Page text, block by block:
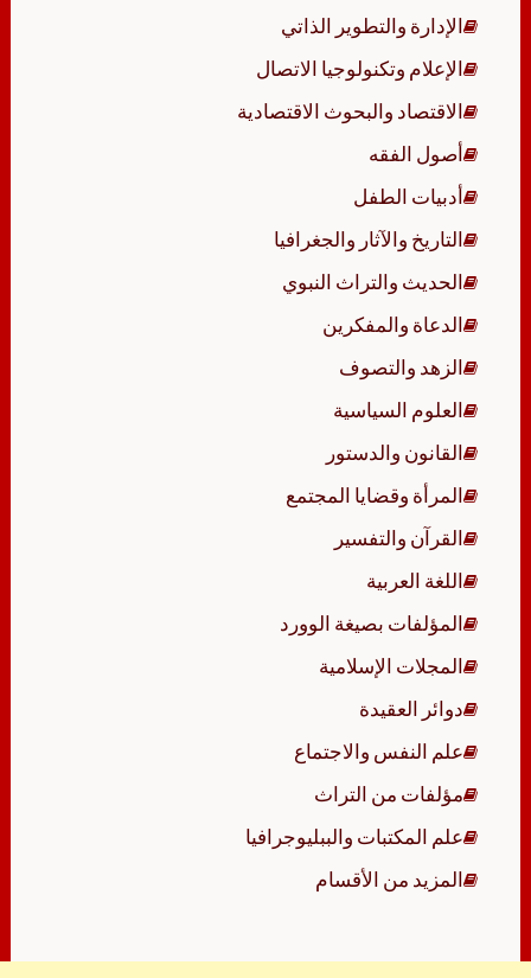
الإدارة والتطوير الذاتي
الإعلام وتكنولوجيا الاتصال
الاقتصاد والبحوث الاقتصادية
أصول الفقه
أدبيات الطفل
التاريخ والآثار والجغرافيا
الحديث والتراث النبوي
الدعاة والمفكرين
الزهد والتصوف
العلوم السياسية
القانون والدستور
المرأة وقضايا المجتمع
القرآن والتفسير
اللغة العربية
المؤلفات بصيغة الوورد
المجلات الإسلامية
دوائر العقيدة
علم النفس والاجتماع
مؤلفات من التراث
علم المكتبات والببليوجرافيا
المزيد من الأقسام